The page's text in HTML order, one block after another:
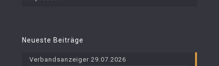
Neueste Beiträge
Verbandsanzeiger 29.07.2026